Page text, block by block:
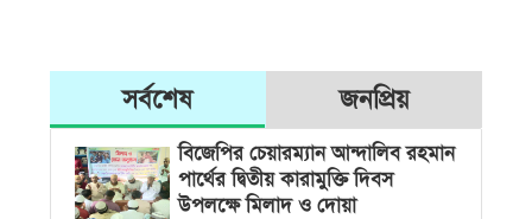
সর্বশেষ জনপ্রিয়
বিজেপির চেয়ারম্যান আন্দালিব রহমান
পার্থের দ্বিতীয় কারামুক্তি দিবস
উপলক্ষে মিলাদ ও দোয়া